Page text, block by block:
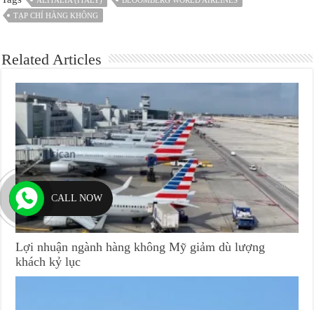
TẠP CHÍ HÀNG KHÔNG
Related Articles
Lợi nhuận ngành hàng không Mỹ giảm dù lượng
khách kỷ lục
CALL NOW